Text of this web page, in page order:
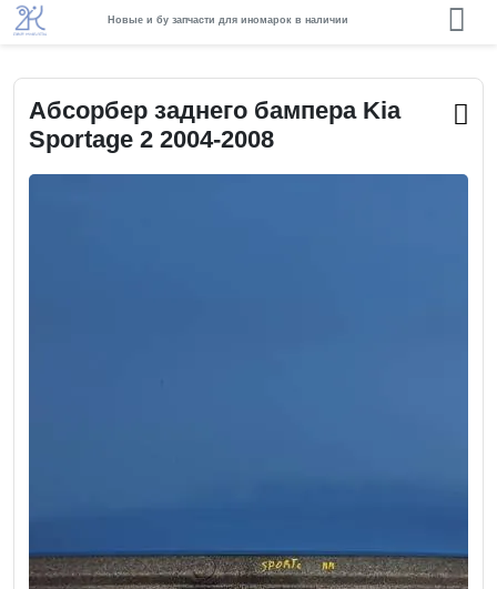
Новые и бу запчасти для иномарок в наличии
Абсорбер заднего бампера Kia
Sportage 2 2004-2008